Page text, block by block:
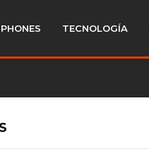
TECNOLOGÍA